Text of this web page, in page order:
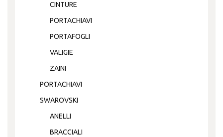
CINTURE
PORTACHIAVI
PORTAFOGLI
VALIGIE
ZAINI
PORTACHIAVI
SWAROVSKI
ANELLI
BRACCIALI